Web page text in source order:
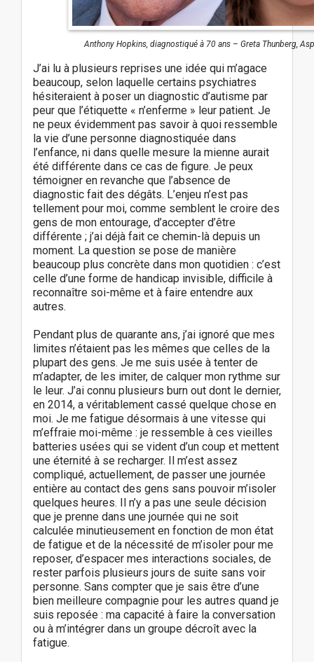
Anthony Hopkins, diagnostiqué à 70 ans – Greta Thunberg,
J’ai lu à plusieurs reprises une idée qui m’agace
beaucoup, selon laquelle certains psychiatres
hésiteraient à poser un diagnostic d’autisme par
peur que l’étiquette « n’enferme » leur patient. Je
ne peux évidemment pas savoir à quoi ressemble
la vie d’une personne diagnostiquée dans
l’enfance, ni dans quelle mesure la mienne aurait
été différente dans ce cas de figure. Je peux
témoigner en revanche que l’absence de
diagnostic fait des dégâts. L’enjeu n’est pas
tellement pour moi, comme semblent le croire des
gens de mon entourage, d’accepter d’être
différente ; j’ai déjà fait ce chemin-là depuis un
moment. La question se pose de manière
beaucoup plus concrète dans mon quotidien : c’est
celle d’une forme de handicap invisible, difficile à
reconnaître soi-même et à faire entendre aux
autres.
Pendant plus de quarante ans, j’ai ignoré que mes
limites n’étaient pas les mêmes que celles de la
plupart des gens. Je me suis usée à tenter de
m’adapter, de les imiter, de calquer mon rythme sur
le leur. J’ai connu plusieurs burn out dont le dernier,
en 2014, a véritablement cassé quelque chose en
moi. Je me fatigue désormais à une vitesse qui
m’effraie moi-même : je ressemble à ces vieilles
batteries usées qui se vident d’un coup et mettent
une éternité à se recharger. Il m’est assez
compliqué, actuellement, de passer une journée
entière au contact des gens sans pouvoir m’isoler
quelques heures. Il n’y a pas une seule décision
que je prenne dans une journée qui ne soit
calculée minutieusement en fonction de mon état
de fatigue et de la nécessité de m’isoler pour me
reposer, d’espacer mes interactions sociales, de
rester parfois plusieurs jours de suite sans voir
personne. Sans compter que je sais être d’une
bien meilleure compagnie pour les autres quand je
suis reposée : ma capacité à faire la conversation
ou à m’intégrer dans un groupe décroît avec la
fatigue.